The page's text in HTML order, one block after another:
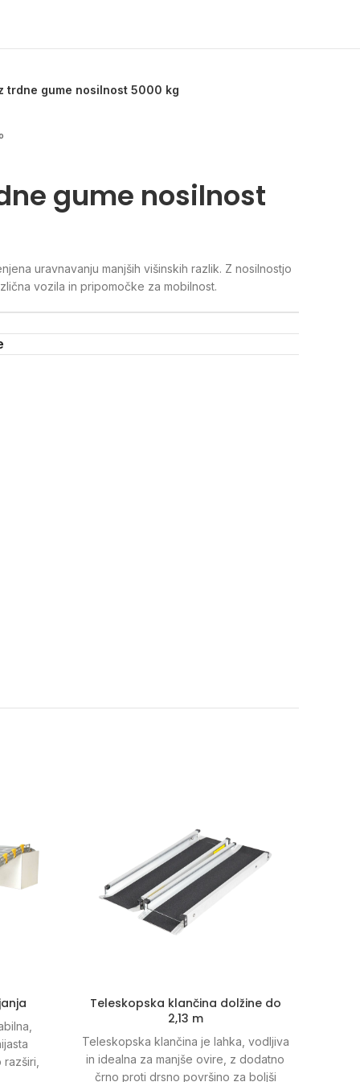
trdne gume nosilnost 5000 kg
gume nosilnost
uravnavanju manjših višinskih razlik. Z nosilnostjo
vozila in pripomočke za mobilnost.
Teleskopska klančina dolžine do
2,13 m
Teleskopska klančina je lahka, vodljiva
in idealna za manjše ovire, z dodatno
črno proti drsno površino za boljši